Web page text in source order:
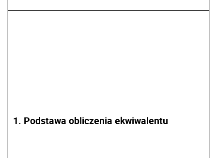
1. Podstawa obliczenia ekwiwalentu